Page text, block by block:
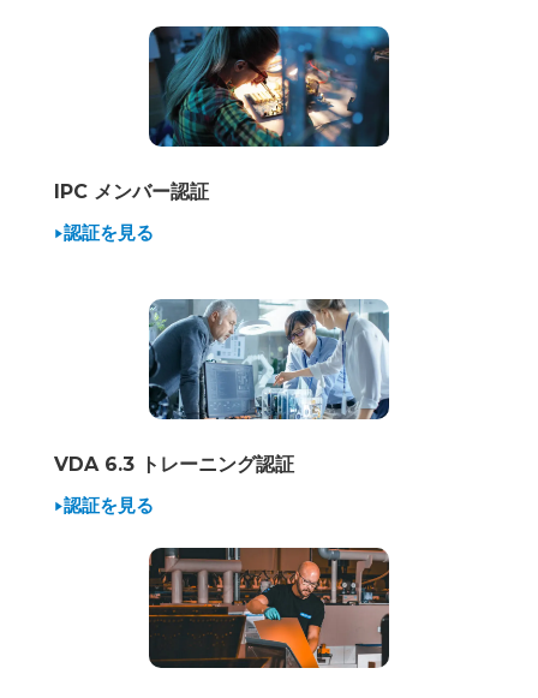
IPC メンバー認証
認証を見る
VDA 6.3 トレーニング認証
認証を見る